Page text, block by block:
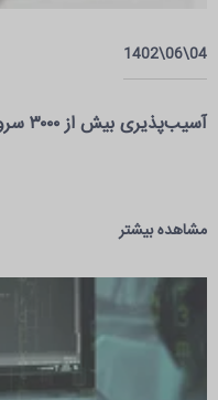
04\06\1402
آسیب‌پذیری بیش از ٣٠٠٠ سرور Openfire در برابر حملات سایبری
مشاهده بیشتر